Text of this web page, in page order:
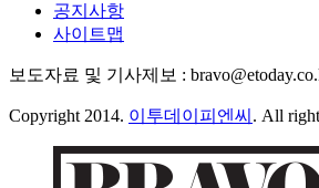
공지사항
사이트맵
보도자료 및 기사제보 :
Copyright 2014. 이투데이피엔씨 . All